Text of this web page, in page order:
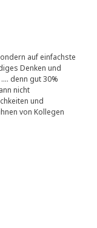
auf einfachste
Denken und
denn gut 30%
nicht
und
von Kollegen